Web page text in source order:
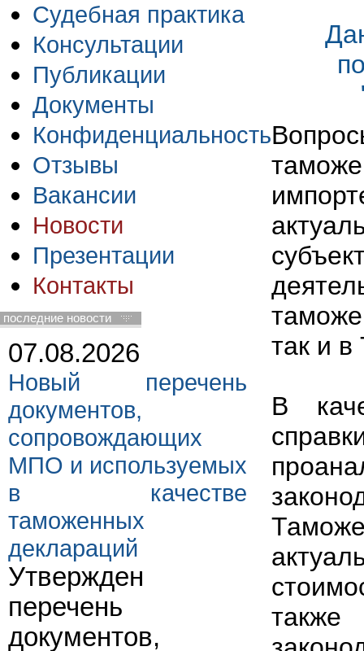
Судебная практика
Консультации
Публикации
Документы
Конфиденциальность
Отзывы
Вакансии
Новости
Презентации
Контакты
последние новости
07.08.2026
Новый перечень
документов,
сопровождающих
МПО и используемых
в качестве
таможенных
деклараций
Утвержден
перечень
документов,
так и
В